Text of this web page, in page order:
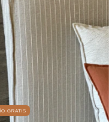
GRATIS